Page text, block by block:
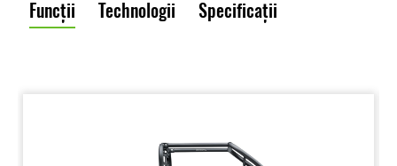
Funcții Technologii Specificații